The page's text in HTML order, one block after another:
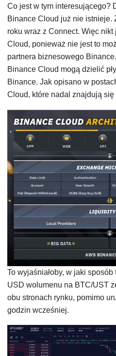
Co jest w tym interesującego?
Binance Cloud już nie istnieje.
roku wraz z Connect. Więc
Cloud, ponieważ nie jest to
partnera biznesowego
Binance Cloud mogą dzielić
Binance. Jak opisano w
Cloud, które nadal znajdują się
To wyjaśniałoby, w jaki
USD wolumenu na BTC/UST
obu stronach rynku, pomimo
godzin wcześniej.